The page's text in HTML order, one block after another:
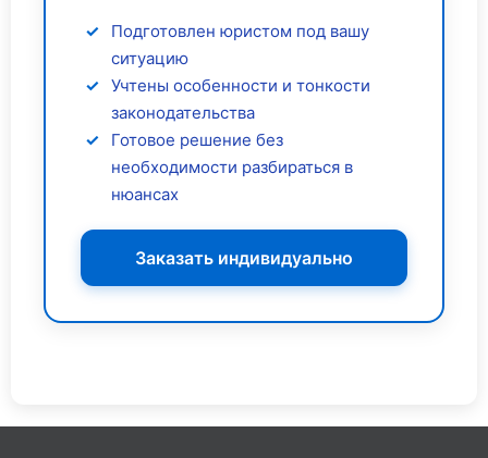
Подготовлен юристом под вашу
ситуацию
Учтены особенности и тонкости
законодательства
Готовое решение без
необходимости разбираться в
нюансах
Заказать индивидуально